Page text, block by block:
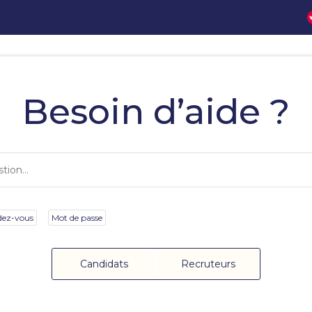
Besoin d’aide ?
vous Mot de passe
Candidats Recruteurs